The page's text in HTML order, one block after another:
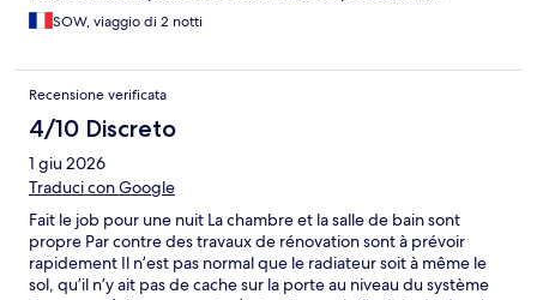
SOW, viaggio di 2 notti
Recensione verificata
4/10 Discreto
1 giu 2026
Traduci con Google
Fait le job pour une nuit La chambre et la salle de bain sont
propre Par contre des travaux de rénovation sont à prévoir
rapidement Il n’est pas normal que le radiateur soit à même le
sol, qu’il n’y ait pas de cache sur la porte au niveau du système